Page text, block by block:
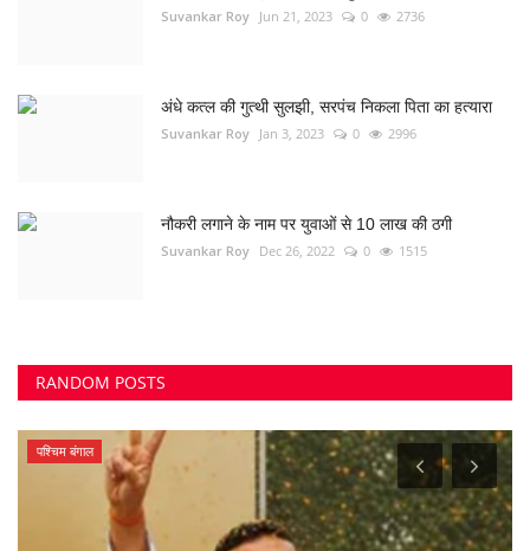
Suvankar Roy Jun 21, 2023 0 2736
अंधे कत्ल की गुत्थी सुलझी, सरपंच निकला पिता का हत्यारा
Suvankar Roy Jan 3, 2023 0 2996
नौकरी लगाने के नाम पर युवाओं से 10 लाख की ठगी
Suvankar Roy Dec 26, 2022 0 1515
RANDOM POSTS
कुम्हारी